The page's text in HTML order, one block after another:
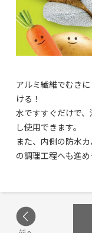
アルミ繊維でむき
ける！
水ですすぐだけで
し使用できます。
また、内側の防水
の調理工程へも進